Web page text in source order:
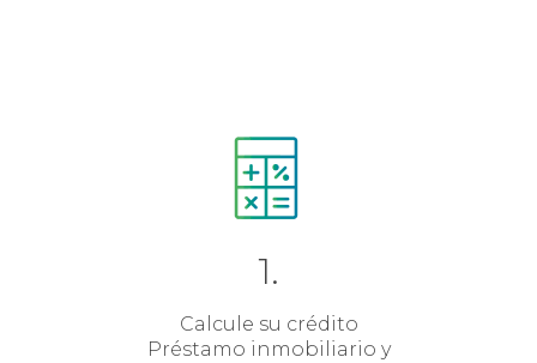
1.
Calcule su crédito
Préstamo inmobiliario y